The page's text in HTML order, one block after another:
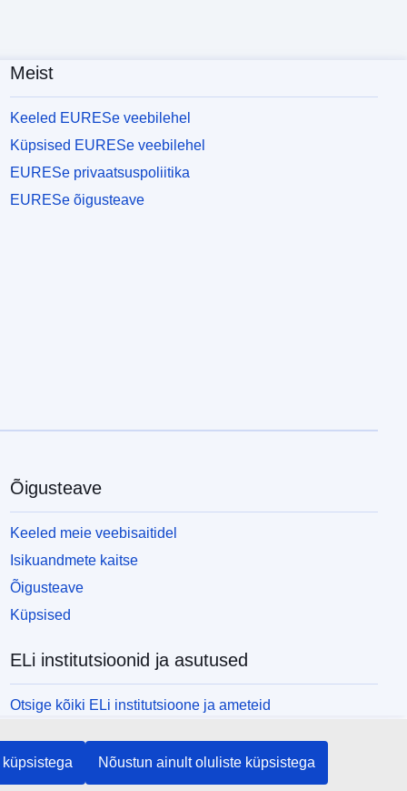
Nõustun ainult oluliste küpsistega
Meist
Keeled EURESe veebilehel
Küpsised EURESe veebilehel
EURESe privaatsuspoliitika
EURESe õigusteave
Õigusteave
Keeled meie veebisaitidel
Isikuandmete kaitse
Õigusteave
Küpsised
ELi institutsioonid ja asutused
Otsige kõiki ELi institutsioone ja ameteid